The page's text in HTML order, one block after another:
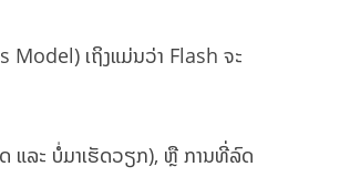
Model) ເຖິງແມ່ນວ່າ Flash ຈະ
ແລະ ບໍ່ມາເຮັດວຽກ), ຫຼື ການທີ່ລົດ